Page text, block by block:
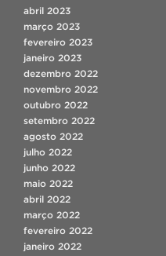
abril 2023
março 2023
fevereiro 2023
janeiro 2023
dezembro 2022
novembro 2022
outubro 2022
setembro 2022
agosto 2022
julho 2022
junho 2022
maio 2022
abril 2022
março 2022
fevereiro 2022
janeiro 2022